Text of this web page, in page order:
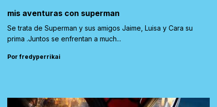
mis aventuras con superman
Se trata de Superman y sus amigos Jaime, Luisa y Cara su
prima .Juntos se enfrentan a much...
Por fredyperrikai